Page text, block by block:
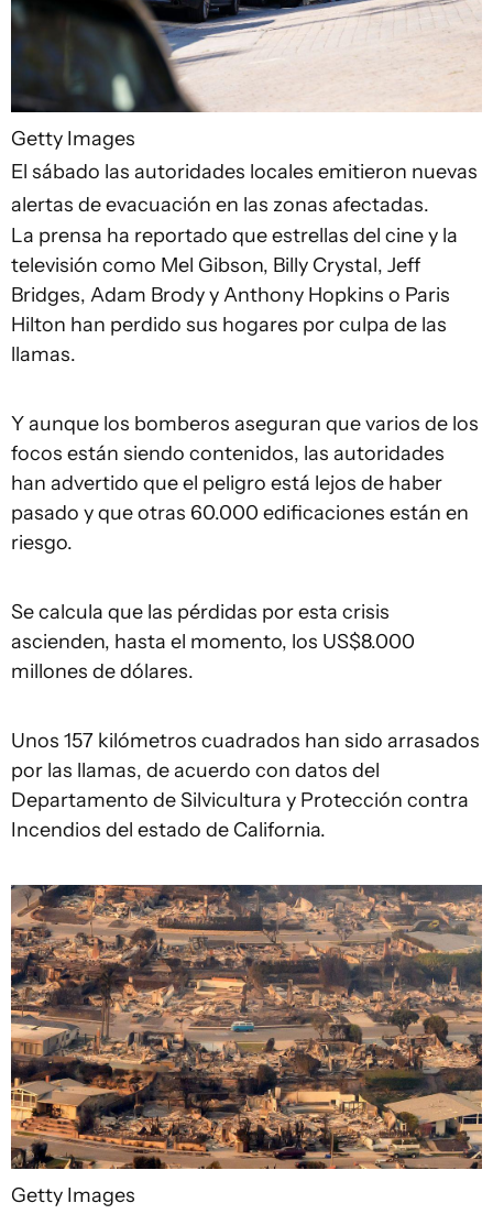
Getty Images
El sábado las autoridades locales emitieron nuevas
alertas de evacuación en las zonas afectadas.
La prensa ha reportado que estrellas del cine y la
televisión como Mel Gibson, Billy Crystal, Jeff
Bridges, Adam Brody y Anthony Hopkins o Paris
Hilton han perdido sus hogares por culpa de las
llamas.
Y aunque los bomberos aseguran que varios de los
focos están siendo contenidos, las autoridades
han advertido que el peligro está lejos de haber
pasado y que otras 60.000 edificaciones están en
riesgo.
Se calcula que las pérdidas por esta crisis
ascienden, hasta el momento, los US$8.000
millones de dólares.
Unos 157 kilómetros cuadrados han sido arrasados
por las llamas, de acuerdo con datos del
Departamento de Silvicultura y Protección contra
Incendios del estado de California.
Getty Images